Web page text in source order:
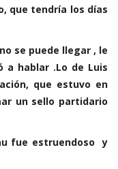
que tendría los días
se puede llegar , le
a hablar .Lo de Luis
que estuvo en
un sello partidario
fue estruendoso y